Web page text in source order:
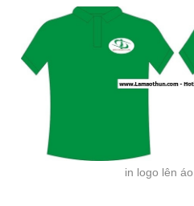
in logo lên